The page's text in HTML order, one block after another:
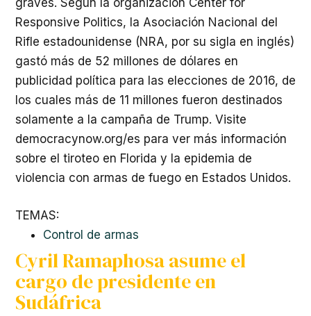
graves. Según la organización Center for
Responsive Politics, la Asociación Nacional del
Rifle estadounidense (NRA, por su sigla en inglés)
gastó más de 52 millones de dólares en
publicidad política para las elecciones de 2016, de
los cuales más de 11 millones fueron destinados
solamente a la campaña de Trump. Visite
democracynow.org/es para ver más información
sobre el tiroteo en Florida y la epidemia de
violencia con armas de fuego en Estados Unidos.
TEMAS:
Control de armas
Cyril Ramaphosa asume el
cargo de presidente en
Sudáfrica